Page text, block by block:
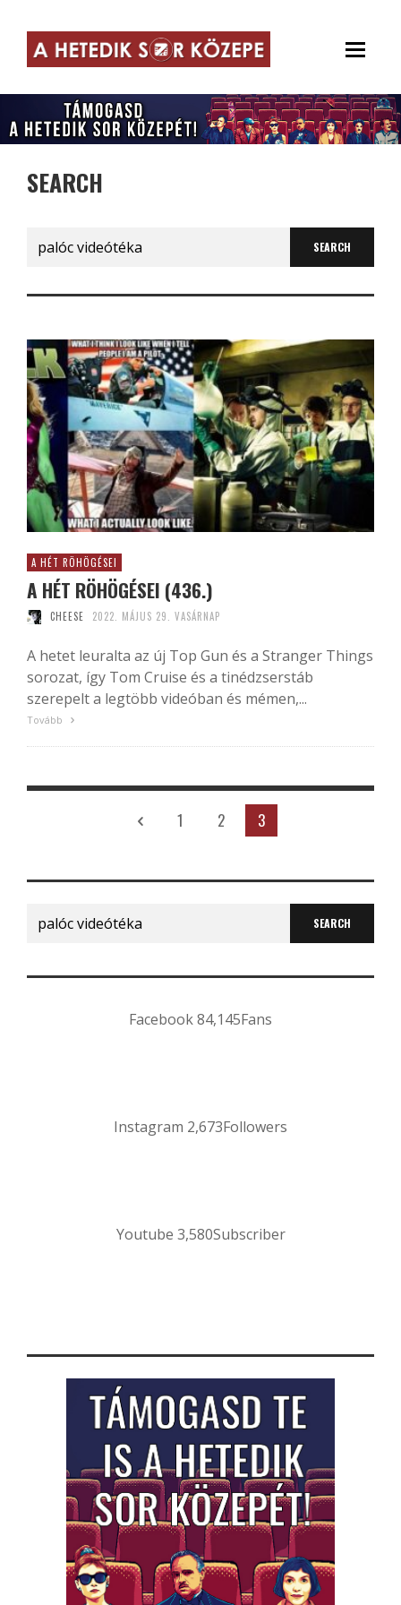
SEARCH
Search
for:
A HÉT RÖHÖGÉSEI
A HÉT RÖHÖGÉSEI (436.)
CHEESE 2022. MÁJUS 29. VASÁRNAP
A hetet leuralta az új Top Gun és a Stranger Things
sorozat, így Tom Cruise és a tinédzserstáb
szerepelt a legtöbb videóban és mémen,...
Tovább
1 2 3
Search
for:
Facebook84,145Fans
Instagram 2,673Followers
Youtube 3,580Subscriber